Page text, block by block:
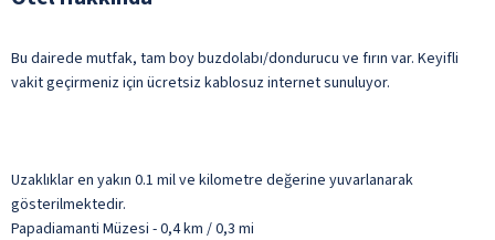
Bu dairede mutfak, tam boy buzdolabı/dondurucu ve fırın var. Keyifli
vakit geçirmeniz için ücretsiz kablosuz internet sunuluyor.
Uzaklıklar en yakın 0.1 mil ve kilometre değerine yuvarlanarak
gösterilmektedir.
Papadiamanti Müzesi - 0,4 km / 0,3 mi